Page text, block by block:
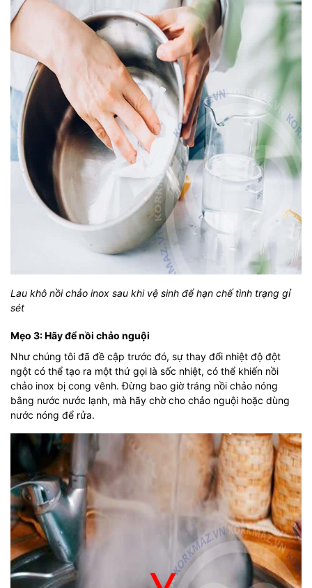
Lau khô nồi chảo inox sau khi vệ sinh để hạn chế tình trạng gỉ
sét
Mẹo 3: Hãy để nồi chảo nguội
Như chúng tôi đã đề cập trước đó, sự thay đổi nhiệt độ đột
ngột có thể tạo ra một thứ gọi là sốc nhiệt, có thể khiến nồi
chảo inox bị cong vênh. Đừng bao giờ tráng nồi chảo nóng
bằng nước nước lạnh, mà hãy chờ cho chảo nguội hoặc dùng
nước nóng để rửa.